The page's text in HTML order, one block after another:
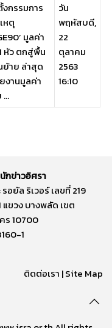
กรรมการ
หตุ
มูลค่า
หัว ตกสู่พื้น
ย้าย ล่าสุด
งานมูลค่า
วัน
พฤหัสบดี,
22
ตุลาคม
2563
16:10
กข่าวอิศรา
อยัล ริเวอร์ เลขที่ 219
ขวง บางพลัด เขต
ร 10700
1
ติดต่อเรา |Site Map